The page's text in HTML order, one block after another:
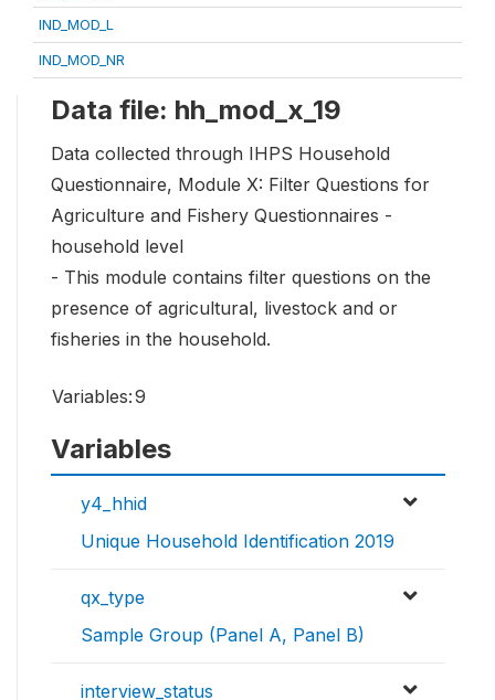
IND_MOD_L
IND_MOD_NR
Data file: hh_mod_x_19
Data collected through IHPS Household
Questionnaire, Module X: Filter Questions for
Agriculture and Fishery Questionnaires -
household level
- This module contains filter questions on the
presence of agricultural, livestock and or
fisheries in the household.
Variables:9
Variables
y4_hhid
Unique Household Identification 2019
qx_type
Sample Group (Panel A, Panel B)
interview_status